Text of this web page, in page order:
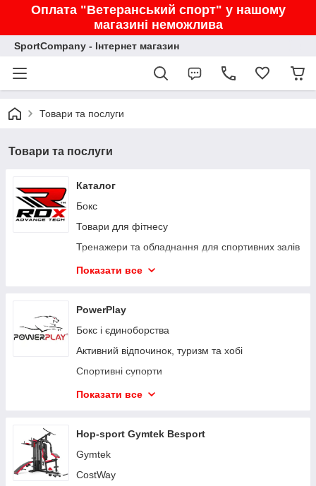
Оплата "Ветеранський спорт" у нашому
магазині неможлива
SportCompany - Інтернет магазин
Товари та послуги
Товари та послуги
Каталог
Бокс
Товари для фітнесу
Тренажери та обладнання для спортивних залів
Захист
Сумки і рюкзаки
Показати все
PowerPlay
Бокс і єдиноборства
Активний відпочинок, туризм та хобі
Спортивні супорти
Спортивні пляшки, шейкери та аксесуари
Пояси та рукавички для фітнесу
Лямки, гачки, накладки, бинті
Спортивна магнезія
Показати все
Hop-sport Gymtek Besport
Gymtek
CostWay